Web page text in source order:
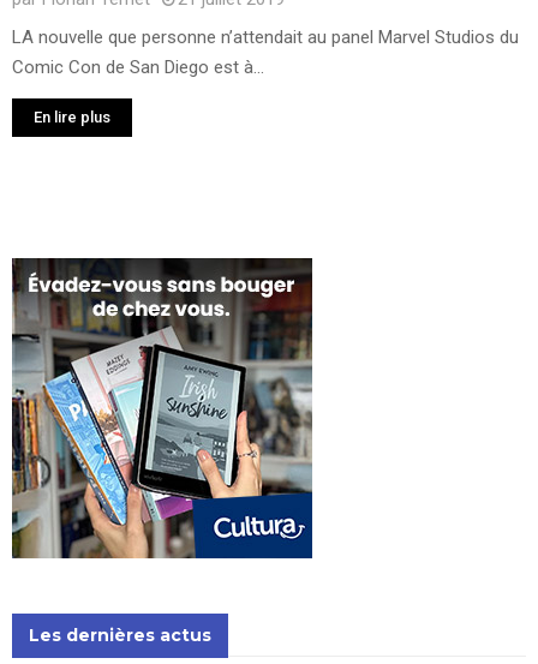
LA nouvelle que personne n’attendait au panel Marvel Studios du
Comic Con de San Diego est à...
En lire plus
Les dernières actus